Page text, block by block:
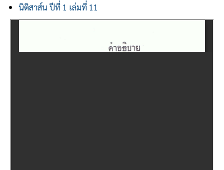
นิติสาส์น ปีที่ 1 เล่มที่ 11